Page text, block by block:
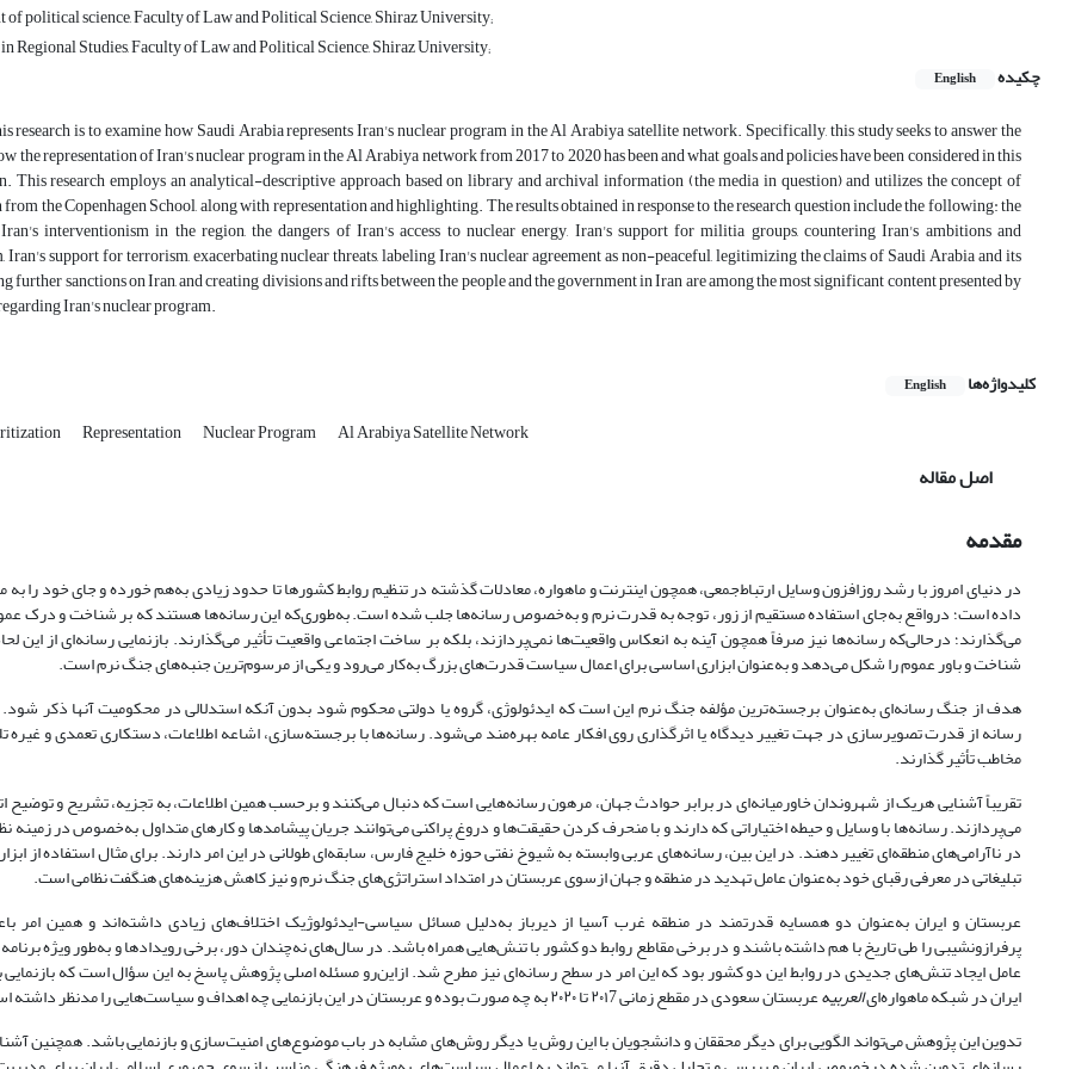
political science, Faculty of Law and Political Science, Shiraz University;
Regional Studies, Faculty of Law and Political Science, Shiraz University;
چکیده
English
research is to examine how Saudi Arabia represents Iran's nuclear program in the Al Arabiya satellite network. Specifically, this study seeks to answer the
the representation of Iran's nuclear program in the Al Arabiya network from 2017 to 2020 has been and what goals and policies have been considered in this
This research employs an analytical-descriptive approach based on library and archival information (the media in question) and utilizes the concept of
the Copenhagen School, along with representation and highlighting. The results obtained in response to the research question include the following: the
interventionism in the region, the dangers of Iran's access to nuclear energy, Iran's support for militia groups, countering Iran's ambitions and
Iran's support for terrorism, exacerbating nuclear threats, labeling Iran's nuclear agreement as non-peaceful, legitimizing the claims of Saudi Arabia and its
further sanctions on Iran, and creating divisions and rifts between the people and the government in Iran are among the most significant content presented by
Iran's nuclear program.
کلیدواژه‌ها English
Representation Nuclear Program Al Arabiya Satellite Network
اصل مقاله
مقدمه
در دنیای امروز با رشد روزافزون وسایل ارتباط‌جمعی، همچون اینترنت و ماهواره، معادلات گذشته در تنظیم روابط کشورها تا حدود زیادی به‌هم خورده و جای خود را
داده است؛ درواقع به‌جای استفاده مستقیم از زور، توجه به قدرت نرم و به‌خصوص رسانه‌ها جلب شده ‌است. به‌طوری‌‌که این رسانه‌ها هستند که بر شناخت و درک
می‌گذارند؛ درحالی‌که رسانه‌ها نیز صرفاً همچون آینه به انعکاس واقعیت‌ها نمی‌پردازند، بلکه بر ساخت اجتماعی واقعیت تأثیر می‌گذارند. بازنمایی رسانه‌ای از این
شناخت و باور عموم را شکل می‌دهد و به‌عنوان ابزاری اساسی برای اعمال سیاست قدرت‌های بزرگ به‌کار می‌رود و یکی از مرسوم‌ترین جنبه‌های جنگ نرم است.
هدف از جنگ رسانه‌ای به‌عنوان برجسته‌ترین مؤلفه جنگ نرم این است که ایدئولوژی، گروه یا دولتی محکوم شود بدون آنکه استدلالی در محکومیت آنها ذکر
رسانه‌ از قدرت تصویرسازی در جهت تغییر دیدگاه یا اثرگذاری روی افکار عامه بهره‌مند می‌شود. رسانه‌ها با برجسته‌سازی، اشاعه اطلاعات، دستکاری تعمدی و غیره
مخاطب تأثیر گذارند.
تقریباً آشنایی هریک از شهروندان خاورمیانه‌ای در برابر حوادث جهان، مرهون رسانه‌هایی است که دنبال می‌کنند و برحسب همین اطلاعات، به تجزیه، تشریح و توضیح
می‌پردازند. رسانه‌ها با و‌سایل و حیطه اختیاراتی که دارند و با منحرف کردن حقیقت‌ها و دروغ پراکنی می‌توانند جریان پیشامدها و کارهای متداول به‌خصوص در زمینه
در ناآرامی‌های منطقه‌ای تغییر دهند. در این بین، رسانه‌های عربی وابسته به شیوخ نفتی حوزه خلیج فارس، سابقه‌ای طولانی در این امر دارند. برای مثال استفاده از
تبلیغاتی در معرفی رقبای خود به‌عنوان عامل تهدید در منطقه و جهان ازسوی عربستان در امتداد استراتژی‌های جنگ نرم و نیز کاهش هزینه‌های هنگفت نظامی است.
عربستان و ایران به‌عنوان دو همسایه قدرتمند در منطقه غرب آسیا از دیرباز به‌دلیل مسائل سیاسی-ایدئولوژیک اختلاف‌های زیادی داشته‌اند و همین امر
پرفراز‌و‌نشیبی را طی تاریخ با هم داشته باشند و در برخی مقاطع روابط دو کشور با تنش‌هایی همراه باشد. در سال‌های نه‌چندان دور، برخی رویدادها و به‌طور ویژه
عامل ایجاد تنش‌های جدیدی در روابط این دو کشور بود که این امر در سطح رسانه‌ای نیز مطرح شد. ازاین‌رو مسئله‌ اصلی پژوهش پاسخ به این سؤال است که بازنمایی
ایران در شبکه ماهواره‌ایالعربیهعربستان سعودی در مقطع زمانی ۲۰۱7 تا ۲۰۲۰ به چه صورت بوده و عربستان در این بازنمایی چه اهداف و سیاست‌هایی را مدنظر داشته است؟
تدوین این پژوهش می‌تواند الگویی برای دیگر محققان و دانشجویان با این روش یا دیگر روش‌های مشابه در باب موضوع‌های امنیت‌سازی و بازنمایی باشد. همچنین